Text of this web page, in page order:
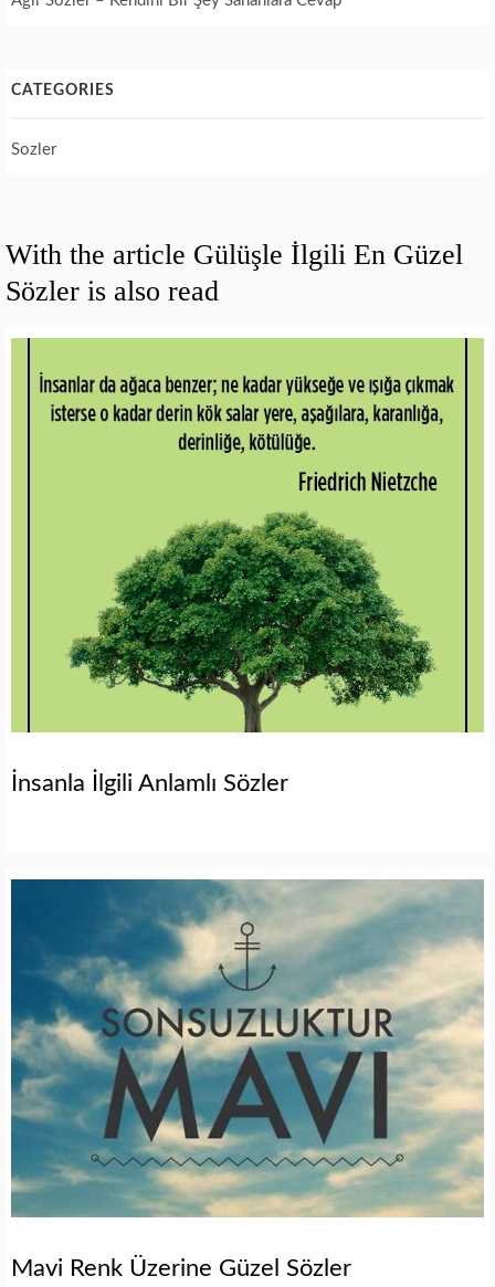
CATEGORIES
Sozler
With the article Gülüşle İlgili En Güzel
Sözler is also read
İnsanla İlgili Anlamlı Sözler
Mavi Renk Üzerine Güzel Sözler